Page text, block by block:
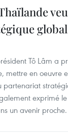
global
Tô Lâm a
mettre en oeuvre
exprimé
un avenir proche.